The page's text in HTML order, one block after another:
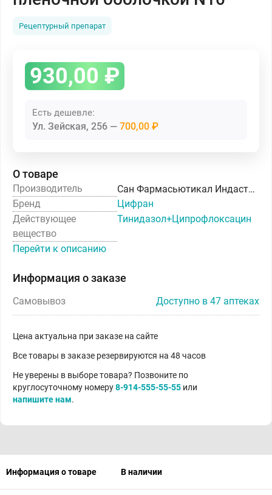
Рецептурный препарат
930,00 ₽
Есть дешевле:
Ул. Зейская, 256 700,00 ₽
О товаре
Производитель
Сан Фармасьютикал Индастриз Лтд.
Бренд
Цифран
Действующее
вещество
Тинидазол+Ципрофлоксацин
Перейти к описанию
Информация о заказе
Самовывоз Доступно в 47 аптеках
Цена актуальна при заказе на сайте
Все товары в заказе резервируются на 48 часов
Не уверены в выборе товара? Позвоните по
круглосуточному номеру8-914-555-55-55 или
напишите нам.
Информация о товаре В наличии